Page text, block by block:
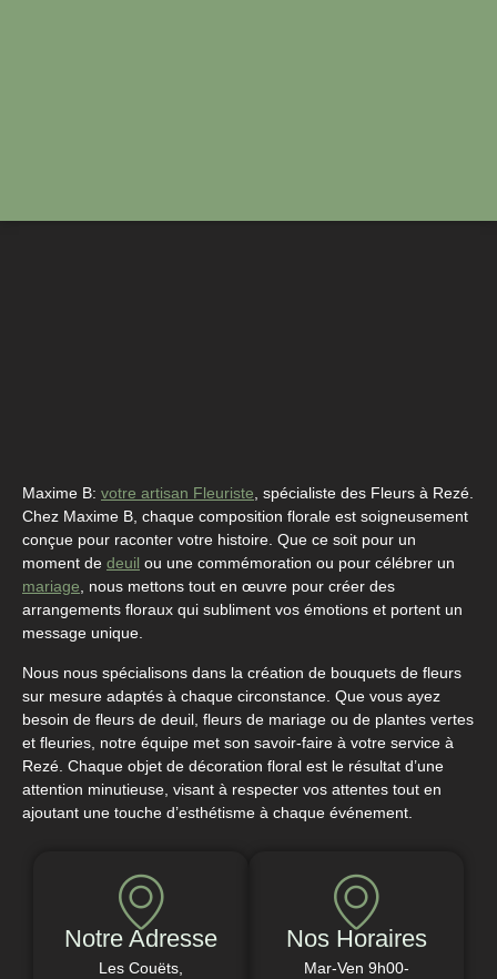
Maxime B: votre artisan Fleuriste, spécialiste des Fleurs à Rezé.
Chez Maxime B, chaque composition florale est soigneusement
conçue pour raconter votre histoire. Que ce soit pour un
moment de deuil ou une commémoration ou pour célébrer un
mariage, nous mettons tout en œuvre pour créer des
arrangements floraux qui subliment vos émotions et portent un
message unique.
Nous nous spécialisons dans la création de bouquets de fleurs
sur mesure adaptés à chaque circonstance. Que vous ayez
besoin de fleurs de deuil, fleurs de mariage ou de plantes vertes
et fleuries, notre équipe met son savoir-faire à votre service à
Rezé. Chaque objet de décoration floral est le résultat d’une
attention minutieuse, visant à respecter vos attentes tout en
ajoutant une touche d’esthétisme à chaque événement.
Notre Adresse
Les Couëts,
Nos Horaires
Mar-Ven 9h00-